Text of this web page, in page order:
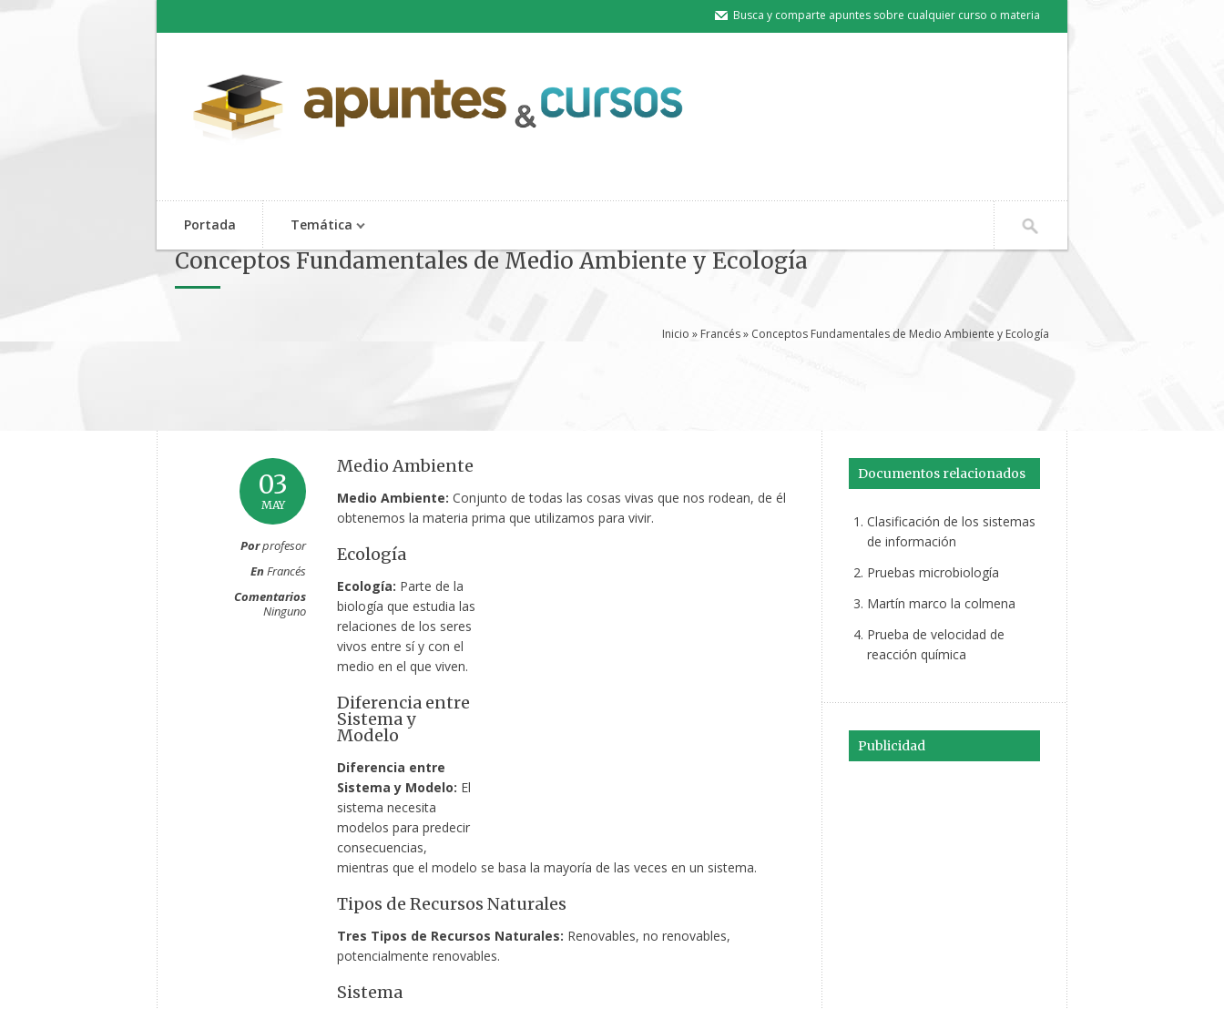
Busca y comparte apuntes sobre cualquier curso o materia
Portada Temática
Conceptos Fundamentales de Medio Ambiente y Ecología
Inicio » Francés» Conceptos Fundamentales de Medio Ambiente y Ecología
03
MAY
Porprofesor
EnFrancés
Comentarios
Ninguno
Medio Ambiente
Medio Ambiente: Conjunto de todas las cosas vivas que nos rodean, de él
obtenemos la materia prima que utilizamos para vivir.
Ecología
Ecología: Parte de la
biología que estudia las
relaciones de los seres
vivos entre sí y con el
medio en el que viven.
Diferencia entre
Sistema y
Modelo
Diferencia entre
Sistema y Modelo: El
sistema necesita
modelos para predecir
consecuencias,
mientras que el modelo se basa la mayoría de las veces en un sistema.
Tipos de Recursos Naturales
Tres Tipos de Recursos Naturales: Renovables, no renovables,
potencialmente renovables.
Sistema
Documentos relacionados
Clasificación de los sistemas
de información
Pruebas microbiología
Martín marco la colmena
Prueba de velocidad de
reacción química
Publicidad